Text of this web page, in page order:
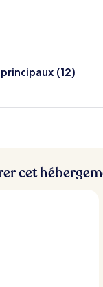
(12)
cet